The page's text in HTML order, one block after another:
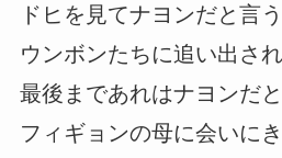
ドヒを見てナヨンだと言う
ウンボンたちに追い出さ
最後まであれはナヨンだと
フィギョンの母に会いにき